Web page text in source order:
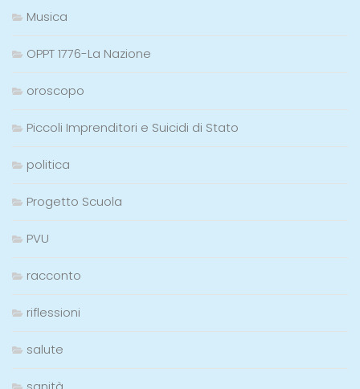
Musica
OPPT 1776-La Nazione
oroscopo
Piccoli Imprenditori e Suicidi di Stato
politica
Progetto Scuola
PVU
racconto
riflessioni
salute